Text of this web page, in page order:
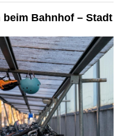
Bahnhof – Stadt